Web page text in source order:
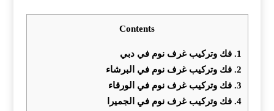
Contents
1. فك وتركيب غرف نوم في دبي
2. فك وتركيب غرف نوم في البرشاء
3. فك وتركيب غرف نوم في الورقاء
4. فك وتركيب غرف نوم في الجميرا